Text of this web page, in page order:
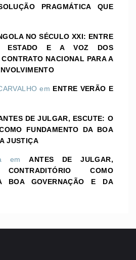
PRAGMÁTICA QUE
NO SÉCULO XXI: ENTRE
ESTADO E A VOZ DOS
NACIONAL PARA A
em ENTRE VERÃO E
DE JULGAR, ESCUTE: O
FUNDAMENTO DA BOA
JUSTIÇA
emANTES DE JULGAR,
COMO
BOA GOVERNAÇÃO E DA